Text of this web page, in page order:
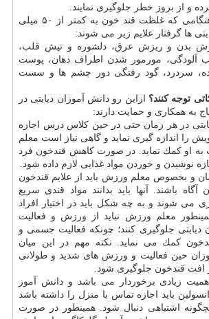
و از بروز خطر جلوگیری نمایند.
هنگامی كه غلظت قند خون به كمتر از ۵۰ میلی
ها گرفتار علایم زیر می شوند:
بدن و ریزش عرق، دلشوره و تپش قلب،
آلودگی، مورمور شدن اطراف دهان، پوست
سردرد، گود رفتگی دور چشم ها و سست
توجه كنند؟ ازاین رو دانش آموزان دیابتی در
به همكاری و حمایت دارند:
در هر زمان حتی در حین كلاس درس اجازه
را اندازه گیری نماید و گاهی نیاز است معلم
به او كمك نماید. در صورت كاهش قندخون فرد
نوشیدن و خوردن مواد غذایی لازم داده شود.
و بخصوص معلم ورزش باید از علایم قندخون
باشند. آنها باید بدانند مواد قندی سریع
می شوند و به چه شكل باید در اختیار افراد
معلم ورزش نباید از ورزش و فعالیت
جلوگیری كنند؛ چونكه فعالیت جسمی و
كمك می نماید. نكته مهم در این میان
حین فعالیت و ورزش های شدید و طولانی
افت قندخون جلوگیری شود.
زیادی برخوردار می باشد و دانش آموز
باید اجازه تماس با منزل را داشته باشد
اشتباهی دنبال شود. همینطور در صورت